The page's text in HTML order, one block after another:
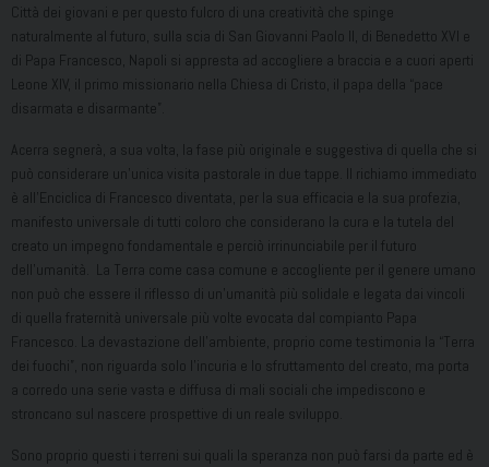
Città dei giovani e per questo fulcro di una creatività che spinge
naturalmente al futuro, sulla scia di San Giovanni Paolo II, di Benedetto XVI e
di Papa Francesco, Napoli si appresta ad accogliere a braccia e a cuori aperti
Leone XIV, il primo missionario nella Chiesa di Cristo, il papa della “pace
disarmata e disarmante”.
Acerra segnerà, a sua volta, la fase più originale e suggestiva di quella che si
può considerare un’unica visita pastorale in due tappe. Il richiamo immediato
è all’Enciclica di Francesco diventata, per la sua efficacia e la sua profezia,
manifesto universale di tutti coloro che considerano la cura e la tutela del
creato un impegno fondamentale e perciò irrinunciabile per il futuro
dell’umanità. La Terra come casa comune e accogliente per il genere umano
non può che essere il riflesso di un’umanità più solidale e legata dai vincoli
di quella fraternità universale più volte evocata dal compianto Papa
Francesco. La devastazione dell’ambiente, proprio come testimonia la “Terra
dei fuochi”, non riguarda solo l’incuria e lo sfruttamento del creato, ma porta
a corredo una serie vasta e diffusa di mali sociali che impediscono e
stroncano sul nascere prospettive di un reale sviluppo.
Sono proprio questi i terreni sui quali la speranza non può farsi da parte ed è